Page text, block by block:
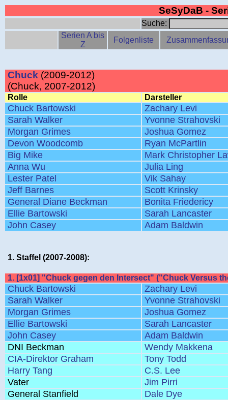
SeSyDaB -
Suche:
Serien A bis
Z
Folgenliste
Chuck (2009-2012)
(Chuck, 2007-2012)
Rolle Darsteller
Chuck Bartowski
Zachary Levi
Sarah Walker
Yvonne Strahovski
Morgan Grimes
Joshua Gomez
Devon Woodcomb
Ryan McPartlin
Big Mike
Mark Christopher
Anna Wu
Julia Ling
Lester Patel
Vik Sahay
Jeff Barnes
Scott Krinsky
General Diane Beckman
Bonita Friedericy
Ellie Bartowski
Sarah Lancaster
John Casey
Adam Baldwin
1. Staffel (2007-2008):
1. [1x01] "Chuck gegen den Intersect" ("Chuck Versus
Chuck Bartowski
Zachary Levi
Sarah Walker
Yvonne Strahovski
Morgan Grimes
Joshua Gomez
Ellie Bartowski
Sarah Lancaster
John Casey
Adam Baldwin
DNI Beckman
Wendy Makkena
CIA-Direktor Graham
Tony Todd
Harry Tang
C.S. Lee
Vater
Jim Pirri
General Stanfield
Dale Dye